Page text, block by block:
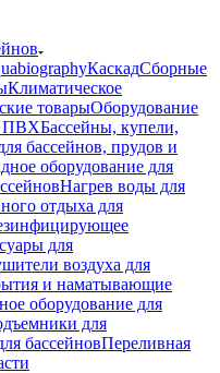
КаскадСборные
Климатическое
товарыОборудование
ПВХБассейны, купели,
бассейнов, прудов и
оборудование для
Нагрев воды для
отдыха для
для
воздуха для
и наматывающие
оборудование для
для
бассейновПереливная